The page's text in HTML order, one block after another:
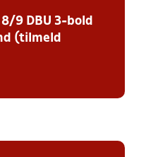
9 DBU 3-bold
(tilmeld